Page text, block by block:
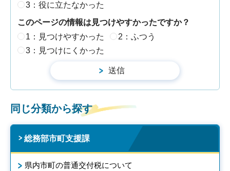
3：役に立たなかった
このページの情報は見つけやすかったですか？
1：見つけやすかった
2：ふつう
3：見つけにくかった
同じ分類から探す
総務部市町支援課
県内市町の普通交付税について